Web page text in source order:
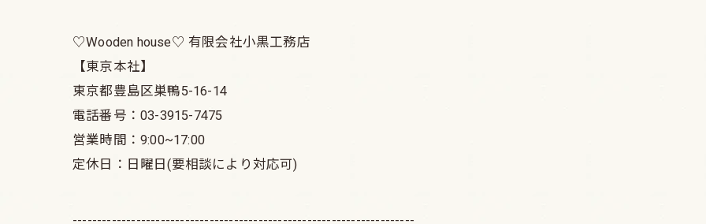
♡Wooden house♡ 有限会社小黒工務店
【東京本社】
東京都豊島区巣鴨5-16-14
電話番号：03-3915-7475
営業時間：9:00~17:00
定休日：日曜日(要相談により対応可)
----------------------------------------------------------------------